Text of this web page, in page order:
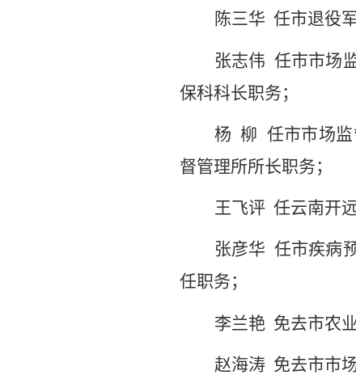
陈三华 任市退役
张志伟 任市市场
保科科长职务；
杨 柳 任市市场
督管理所所长职务；
王飞评 任云南开
张彦华 任市疾病
任职务；
李兰艳 免去市农
赵海涛 免去市市